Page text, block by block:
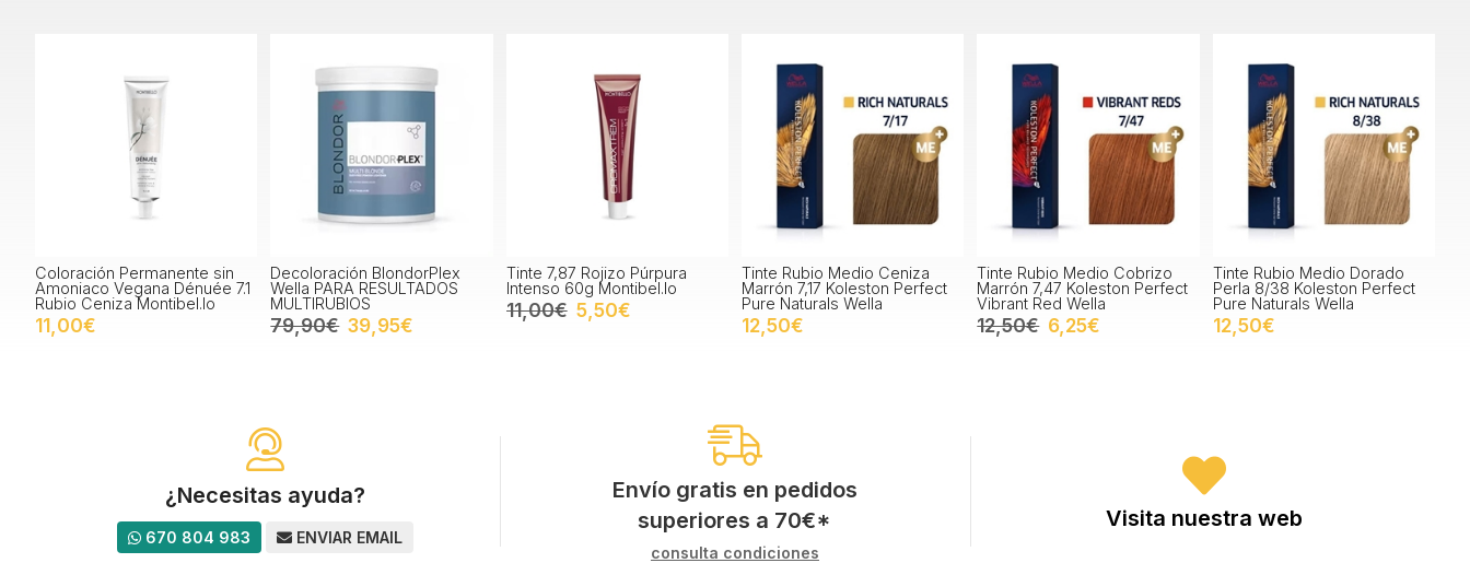
Coloración Permanente sin
Amoniaco Vegana Dénuée 7.1
Rubio Ceniza Montibel.lo
11,00€
Decoloración BlondorPlex
Wella PARA RESULTADOS
MULTIRUBIOS
79,90€ 39,95€
Tinte 7,87 Rojizo Púrpura
Intenso 60g Montibel.lo
11,00€ 5,50€
Tinte Rubio Medio Ceniza
Marrón 7,17 Koleston Perfect
Pure Naturals Wella
12,50€
Tinte Rubio Medio Cobrizo
Marrón 7,47 Koleston Perfect
Vibrant Red Wella
12,50€ 6,25€
Tinte Rubio Medio Dorado
Perla 8/38 Koleston Perfect
Pure Naturals Wella
12,50€
¿Necesitas ayuda?
670 804 983 ENVIAR EMAIL
Envío gratis en pedidos
superiores a 70€*
consulta condiciones
Visita nuestra web